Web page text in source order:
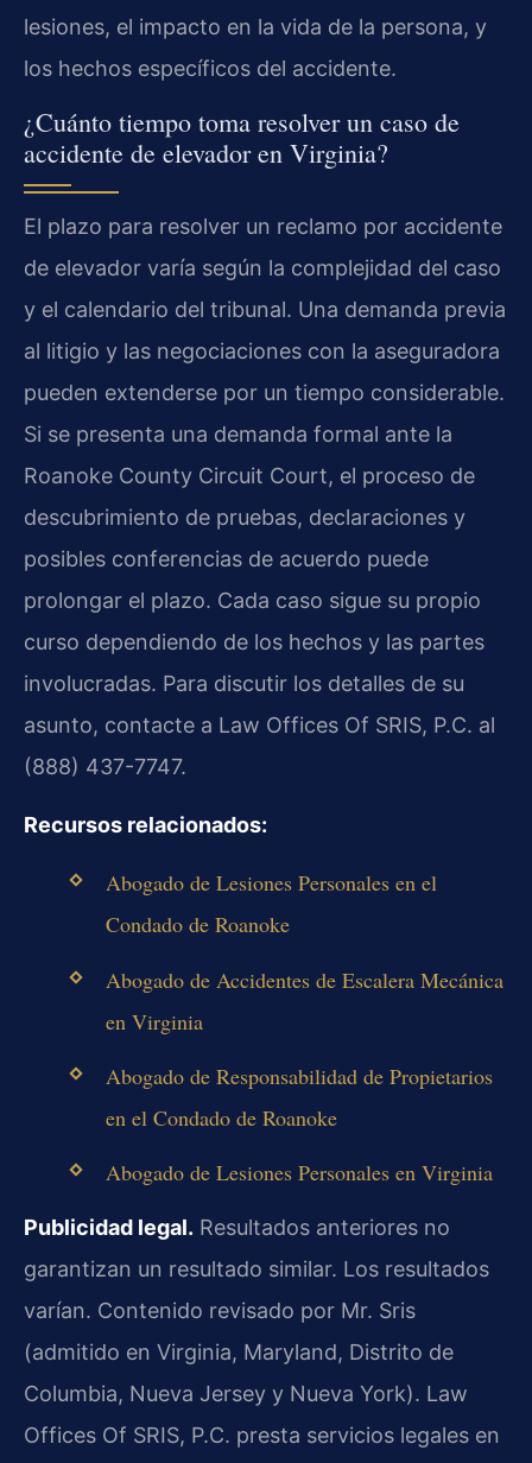
lesiones, el impacto en la vida de la persona, y
los hechos específicos del accidente.
¿Cuánto tiempo toma resolver un caso de
accidente de elevador en Virginia?
El plazo para resolver un reclamo por accidente
de elevador varía según la complejidad del caso
y el calendario del tribunal. Una demanda previa
al litigio y las negociaciones con la aseguradora
pueden extenderse por un tiempo considerable.
Si se presenta una demanda formal ante la
Roanoke County Circuit Court, el proceso de
descubrimiento de pruebas, declaraciones y
posibles conferencias de acuerdo puede
prolongar el plazo. Cada caso sigue su propio
curso dependiendo de los hechos y las partes
involucradas. Para discutir los detalles de su
asunto, contacte a Law Offices Of SRIS, P.C. al
(888) 437-7747.
Recursos relacionados:
Abogado de Lesiones Personales en el
Condado de Roanoke
Abogado de Accidentes de Escalera Mecánica
en Virginia
Abogado de Responsabilidad de Propietarios
en el Condado de Roanoke
Abogado de Lesiones Personales en Virginia
Publicidad legal. Resultados anteriores no
garantizan un resultado similar. Los resultados
varían. Contenido revisado por Mr. Sris
(admitido en Virginia, Maryland, Distrito de
Columbia, Nueva Jersey y Nueva York). Law
Offices Of SRIS, P.C. presta servicios legales en